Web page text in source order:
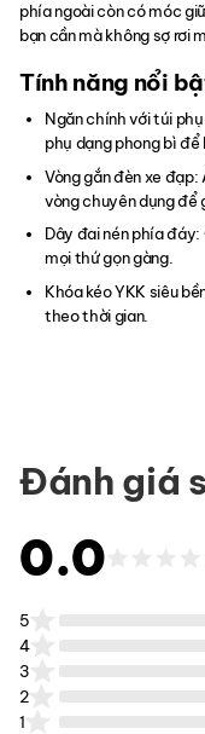
phía ngoài còn có móc
bạn cần mà không sợ rơi
Tính năng nổi
Ngăn chính với túi
phụ dạng phong bì để
Vòng gắn đèn xe
vòng chuyên dụng để
Dây đai nén phía
mọi thứ gọn gàng.
Khóa kéo YKK siêu
theo thời gian.
Đánh giá
0.0
5
4
3
2
1